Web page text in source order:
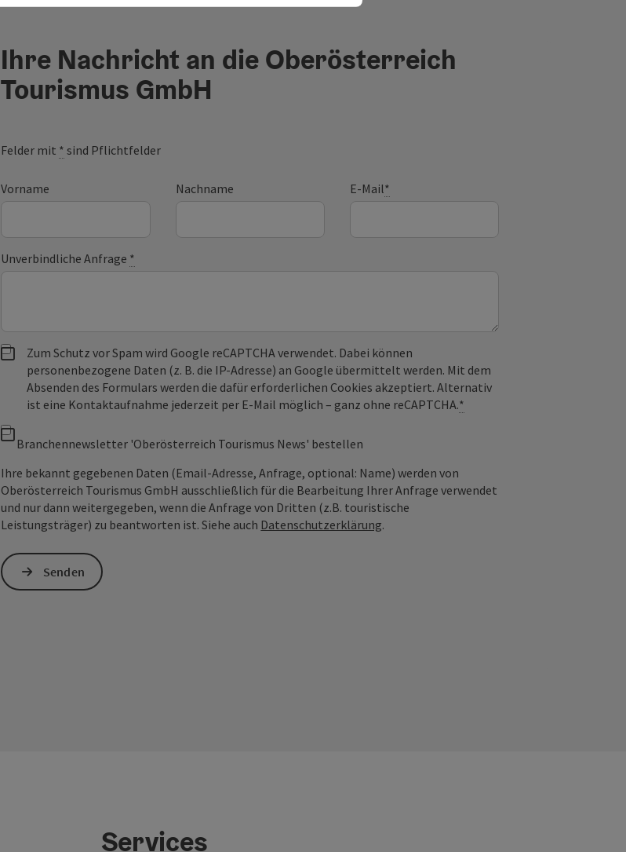
Ihre Nachricht an die Oberösterreich
Tourismus GmbH
Felder mit * sind Pflichtfelder
Vorname Nachname E-Mail*
Unverbindliche Anfrage *
Zum Schutz vor Spam wird Google reCAPTCHA verwendet. Dabei können
personenbezogene Daten (z. B. die IP-Adresse) an Google übermittelt werden. Mit dem
Absenden des Formulars werden die dafür erforderlichen Cookies akzeptiert. Alternativ
ist eine Kontaktaufnahme jederzeit per E-Mail möglich – ganz ohne reCAPTCHA.*
Branchennewsletter 'Oberösterreich Tourismus News' bestellen
Ihre bekannt gegebenen Daten (Email-Adresse, Anfrage, optional: Name) werden von
Oberösterreich Tourismus GmbH ausschließlich für die Bearbeitung Ihrer Anfrage verwendet
und nur dann weitergegeben, wenn die Anfrage von Dritten (z.B. touristische
Leistungsträger) zu beantworten ist. Siehe auch Datenschutzerklärung.
Senden
Services